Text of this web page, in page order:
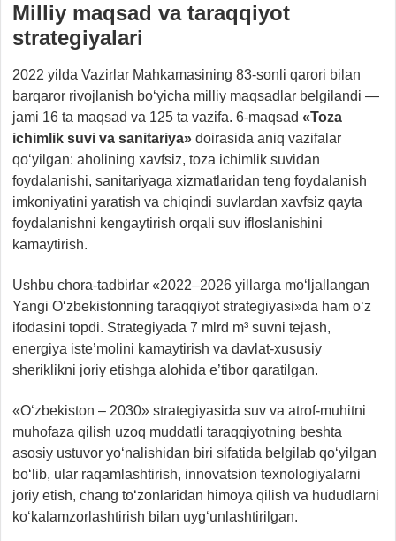
Milliy maqsad va taraqqiyot
strategiyalari
2022 yilda Vazirlar Mahkamasining 83-sonli qarori bilan
barqaror rivojlanish bo‘yicha milliy maqsadlar belgilandi —
jami 16 ta maqsad va 125 ta vazifa. 6-maqsad «Toza
ichimlik suvi va sanitariya» doirasida aniq vazifalar
qo‘yilgan: aholining xavfsiz, toza ichimlik suvidan
foydalanishi, sanitariyaga xizmatlaridan teng foydalanish
imkoniyatini yaratish va chiqindi suvlardan xavfsiz qayta
foydalanishni kengaytirish orqali suv ifloslanishini
kamaytirish.
Ushbu chora-tadbirlar «2022–2026 yillarga mo‘ljallangan
Yangi O‘zbekistonning taraqqiyot strategiyasi»da ham o‘z
ifodasini topdi. Strategiyada 7 mlrd m³ suvni tejash,
energiya iste’molini kamaytirish va davlat-xususiy
sheriklikni joriy etishga alohida e’tibor qaratilgan.
«O‘zbekiston – 2030» strategiyasida suv va atrof-muhitni
muhofaza qilish uzoq muddatli taraqqiyotning beshta
asosiy ustuvor yo‘nalishidan biri sifatida belgilab qo‘yilgan
bo‘lib, ular raqamlashtirish, innovatsion texnologiyalarni
joriy etish, chang to‘zonlaridan himoya qilish va hududlarni
ko‘kalamzorlashtirish bilan uyg‘unlashtirilgan.